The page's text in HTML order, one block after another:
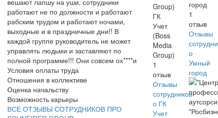
вешают лапшу на уши, сотрудники
работают не по должности и работают
рабским трудом и работают ночами,
выходные и в праздничные дни!! В
каждой группе руководитель не может
управлять людьми и заставляют по
полной программе!!! Они совсем ох****и
Условия оплаты труда
Отношения в коллективе
Оценка начальству
Возможность карьеры
ВСЕ ОТЗЫВЫ СОТРУДНИКОВ ПРО
ГК
Учет
(Boss
Media
Group)
1
отзыв
Отзывы
сотрудников
о ГК
Учет
город
1
отзыв
Отзывы
о
Умный
город